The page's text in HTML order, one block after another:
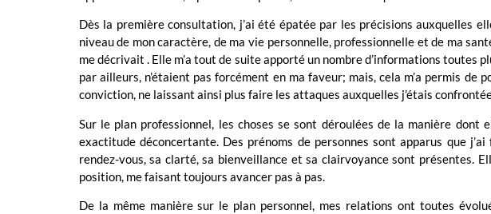
Dès la première consultation, j’ai été épatée par les précisions auxquelles
niveau de mon caractère, de ma vie personnelle, professionnelle et de ma
me décrivait . Elle m’a tout de suite apporté un nombre d’informations toutes
par ailleurs, n’étaient pas forcément en ma faveur; mais, cela m’a permis
conviction, ne laissant ainsi plus faire les attaques auxquelles j’étais
Sur le plan professionnel, les choses se sont déroulées de la manière dont
exactitude déconcertante. Des prénoms de personnes sont apparus que
rendez-vous, sa clarté, sa bienveillance et sa clairvoyance sont présentes.
position, me faisant toujours avancer pas à pas.
De la même manière sur le plan personnel, mes relations ont toutes